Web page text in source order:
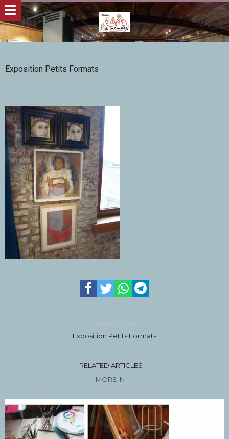
Exposition Petits Formats
Previous article
Exposition Petits Formats
RELATED ARTICLES
MORE IN